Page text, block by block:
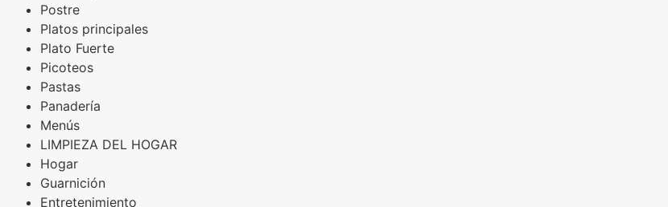
Postre
Platos principales
Plato Fuerte
Picoteos
Pastas
Panadería
Menús
LIMPIEZA DEL HOGAR
Hogar
Guarnición
Entretenimiento